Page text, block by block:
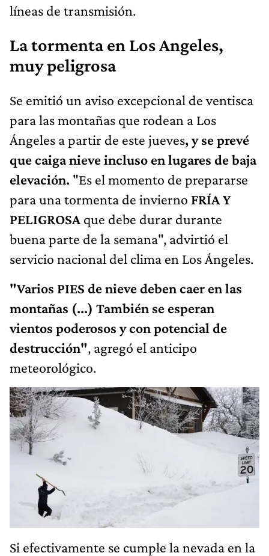
líneas de transmisión.
La tormenta en Los Angeles,
muy peligrosa
Se emitió un aviso excepcional de ventisca
para las montañas que rodean a Los
Ángeles a partir de este jueves, y se prevé
que caiga nieve incluso en lugares de baja
elevación. "Es el momento de prepararse
para una tormenta de invierno FRÍA Y
PELIGROSA que debe durar durante
buena parte de la semana", advirtió el
servicio nacional del clima en Los Ángeles.
"Varios PIES de nieve deben caer en las
montañas (...) También se esperan
vientos poderosos y con potencial de
destrucción", agregó el anticipo
meteorológico.
Si efectivamente se cumple la nevada en la